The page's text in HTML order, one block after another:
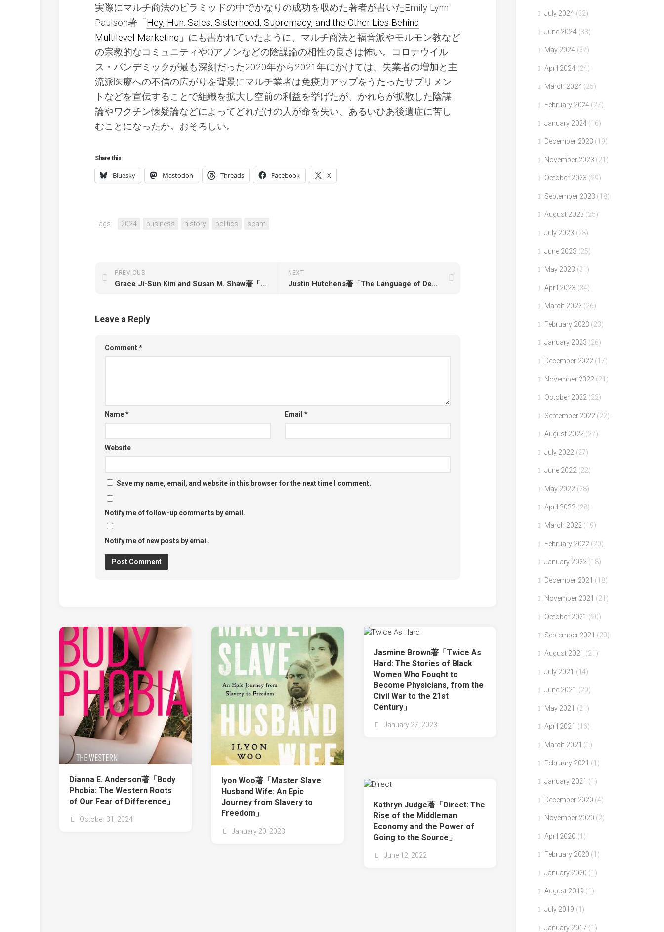
実際にマルチ商法のピラミッドの中でかなりの成功を収めた著者が書いたEmily Lynn
Paulson著「Hey, Hun: Sales, Sisterhood, Supremacy, and the Other Lies Behind
Multilevel Marketing 」にも書かれていたように、マルチ商法と福音派やモルモン教など
の宗教的なコミュニティやQアノンなどの陰謀論の相性の良さは怖い。コロナウイル
ス・パンデミックが最も深刻だった2020年から2021年にかけては、失業者の増加と主
流派医療への不信の広がりを背景にマルチ業者は免疫力アップをうたったサプリメン
トなどを宣伝することで組織を拡大し空前の利益を挙げたが、かれらが拡散した陰謀
論やワクチン懐疑論などによってどれだけの人が命を失い、あるいひあ後遺症に苦し
むことになったか。おそろしい。
Share this:
Bluesky Mastodon Threads Facebook X
Tags: 2024 business history politics scam
NEXT
Justin Hutchens著「The Language of Deception: Weaponizing Next Generation AI」
PREVIOUS
Grace Ji-Sun Kim and Susan M. Shaw著「Surviving God: A New Vision of God Through the Eyes of Sexual Abuse Survivors」
Leave a Reply
Comment*
Name* Email *
Website
Save my name, email, and website in this browser for the next time I comment.
Notify me of follow-up comments by email.
Notify me of new posts by email.
Dianna E. Anderson著「Body
Phobia: The Western Roots
of Our Fear of Difference」
October 31, 2024
Iyon Woo著「Master Slave
Husband Wife: An Epic
Journey from Slavery to
Freedom」
January 20, 2023
Jasmine Brown著「Twice As
Hard: The Stories of Black
Women Who Fought to
Become Physicians, from the
Civil War to the 21st
Century」
January 27, 2023
Kathryn Judge著「Direct: The
Rise of the Middleman
Economy and the Power of
Going to the Source」
June 12, 2022
July 2024 (32)
June 2024 (33)
May 2024 (37)
April 2024 (24)
March 2024 (25)
February 2024 (27)
January 2024 (16)
December 2023 (19)
November 2023 (21)
October 2023 (29)
September 2023 (18)
August 2023 (25)
July 2023 (28)
June 2023 (25)
May 2023 (31)
April 2023 (34)
March 2023 (26)
February 2023 (23)
January 2023 (26)
December 2022 (17)
November 2022 (21)
October 2022 (22)
September 2022 (22)
August 2022 (27)
July 2022 (27)
June 2022 (22)
May 2022 (28)
April 2022 (28)
March 2022 (19)
February 2022 (20)
January 2022 (18)
December 2021 (18)
November 2021 (21)
October 2021 (20)
September 2021 (20)
August 2021 (21)
July 2021 (14)
June 2021 (20)
May 2021 (21)
April 2021 (16)
March 2021 (1)
February 2021 (1)
January 2021 (1)
December 2020 (4)
November 2020 (2)
April 2020 (1)
February 2020 (1)
January 2020 (1)
August 2019 (1)
July 2019 (1)
January 2017 (1)